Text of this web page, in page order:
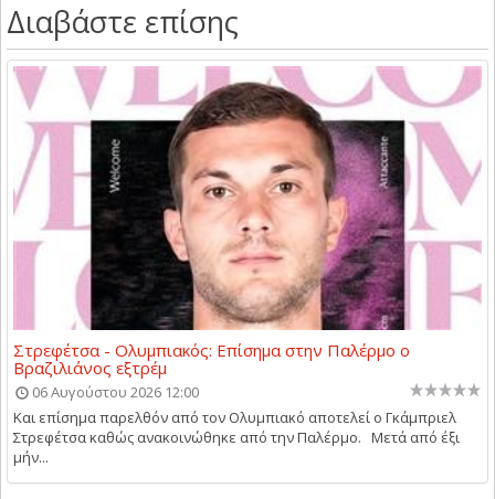
Διαβάστε επίσης
Στρεφέτσα - Ολυμπιακός: Επίσημα στην Παλέρμο ο
Βραζιλιάνος εξτρέμ
06 Αυγούστου 2026 12:00
Και επίσημα παρελθόν από τον Ολυμπιακό αποτελεί ο Γκάμπριελ
Στρεφέτσα καθώς ανακοινώθηκε από την Παλέρμο. Μετά από έξι
μήν...